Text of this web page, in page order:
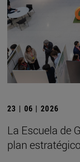
23 | 06 | 2026
La Escuela de
plan